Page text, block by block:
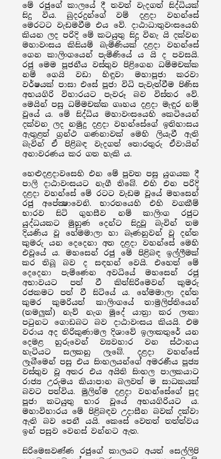
මේ රජුගේ කාලයේ දී තවත් වැදගත් සිද්ධියක්
සිදු විය. බුදරදුන්ගේ වම් දළදා වහන්සේ
මෙරටට වැඩමවීම එය වේ. දාඨාධාතුවංසයෙහි
කියන ලද පරිදි මේ කටයුතු සිදු විනැ යි දක්වන
මහාවංසය කිසියම් බැමිණියක් දළදා වහන්සේ
ගෙන කාලිංගයෙන් පැමිණියේ ය යි ද පවසයි.
රජු මෙම පූජනීය වස්තුව පිළිගෙන ධම්මචක්ක
නම් ගෙයි වඩා හිඳුවා මහාපූජා කරවා
වර්ෂයක් පාසා එසේ පූජා විධි පැවැත්වීම පිණිස
අභයගිරි විහාරයට පැවරූ බව විස්තර වේ.
මෙයින් පසු ධම්මචක්ක ගෘහය දළදා මැඳුර නම්
වූයේ ය. මේ සිද්ධිය මහාවංසයෙහි කෙටියෙන්
දක්වන ලද නමුදු දළදා වහන්සේගේ ඉතිහාසය
ඇතුළත් ග්‍රන්ථ ගණනාවක් මෙහි ලියැවී ඇති
බැවින් ඒ පිළිබඳ වැදගත් තොරතුරු ඒවායින්
අනාවරණය කර ගත හැකි ය.
හෙළුදළදාවසෙහි එන මේ පුවත පසු යුගයක දී
පාලි දාඨාවංසයට නැගී තිබේ. එහි එන පරිදි
දළදා වහන්සේ මේ රටට වැඩම වූයේ මහසෙන්
රජු අපේක්‍ෂාවෙනි. භාරතයෙහි එහි වගකීම්
භාරව සිටි ගුහසීව නම් කාලිංග රජුට
යුද්ධයකට මුහුණ දෙන්ට සිදුවූ බැවින් තම
දියණිය වූ හේමමාලා හා බෑණනුවන් වූ දන්ත
කුමරු යන දෙදෙනා අත දළදා වහන්සේ මෙහි
එවූයේ ය. මහසෙන් රජු මේ පිළිබඳ ඉල්ලීමක්
කර තිබූ බව ද සඳහන් වෙයි. එහෙත් මේ
දෙදෙනා පැමිණෙන අවධියේ මහසෙන් රජු
අභාවයට පත් වී කිත්සිරිමෙවන් කුමරු
රජකමට පත් වී සිටියේ ය. හේමමාලා දන්ත
කුමර කුමරියත් කාලිංගයේ තාම්‍රලිප්තියෙන්
(තමලුක්) නැව් නැග මූදේ යාත්‍රා කර ලංකා
පටුනට ගොඩබට බව දාඨාවංසය කියයි. එම
වරාය අද තිරිකුණාමල දිශාවේ ඉලංකතුරේ යන
දෙමළ හුරුවෙන් ව්‍යවහාර වන ස්ථානය
හැටියට සලකනු ලැබේ. දළදා වහන්සේ
ලැබීමෙන් පසු එය සිංහලයන්ගේ අමරණීය පූජ්‍ය
වස්තුව වූ අතර එය අයිති සිංහල පාලකයාට
රාජ්‍ය උරුමය කියාපාන බලවත් ම සාධකයක්
බවට පත්විය. මුලින්ම දළදා වහන්සේගේ පුද
පූජා කටයුතු භාර වූයේ අභයගිරියට ය.
මහාවිහාරය මේ පිළිබඳව උදාසීන බවක් දක්වා
ඇති බව පෙනී යයි. කෙසේ වෙතත් තත්ත්වය
ඉන් පසුව වෙනස් වන්නට ඇත.
සිරිමෙඝවණ්ණ රජුගේ කාලයට අයත් සෙල්ලිපි